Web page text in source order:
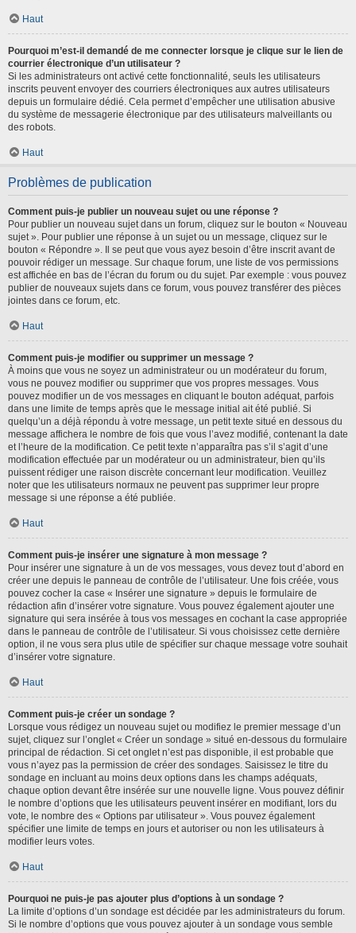
Haut
Pourquoi m’est-il demandé de me connecter lorsque je clique sur le lien de
courrier électronique d’un utilisateur ?
Si les administrateurs ont activé cette fonctionnalité, seuls les utilisateurs
inscrits peuvent envoyer des courriers électroniques aux autres utilisateurs
depuis un formulaire dédié. Cela permet d’empêcher une utilisation abusive
du système de messagerie électronique par des utilisateurs malveillants ou
des robots.
Haut
Problèmes de publication
Comment puis-je publier un nouveau sujet ou une réponse ?
Pour publier un nouveau sujet dans un forum, cliquez sur le bouton « Nouveau
sujet ». Pour publier une réponse à un sujet ou un message, cliquez sur le
bouton « Répondre ». Il se peut que vous ayez besoin d’être inscrit avant de
pouvoir rédiger un message. Sur chaque forum, une liste de vos permissions
est affichée en bas de l’écran du forum ou du sujet. Par exemple : vous pouvez
publier de nouveaux sujets dans ce forum, vous pouvez transférer des pièces
jointes dans ce forum, etc.
Haut
Comment puis-je modifier ou supprimer un message ?
À moins que vous ne soyez un administrateur ou un modérateur du forum,
vous ne pouvez modifier ou supprimer que vos propres messages. Vous
pouvez modifier un de vos messages en cliquant le bouton adéquat, parfois
dans une limite de temps après que le message initial ait été publié. Si
quelqu’un a déjà répondu à votre message, un petit texte situé en dessous du
message affichera le nombre de fois que vous l’avez modifié, contenant la date
et l’heure de la modification. Ce petit texte n’apparaîtra pas s’il s’agit d’une
modification effectuée par un modérateur ou un administrateur, bien qu’ils
puissent rédiger une raison discrète concernant leur modification. Veuillez
noter que les utilisateurs normaux ne peuvent pas supprimer leur propre
message si une réponse a été publiée.
Haut
Comment puis-je insérer une signature à mon message ?
Pour insérer une signature à un de vos messages, vous devez tout d’abord en
créer une depuis le panneau de contrôle de l’utilisateur. Une fois créée, vous
pouvez cocher la case « Insérer une signature » depuis le formulaire de
rédaction afin d’insérer votre signature. Vous pouvez également ajouter une
signature qui sera insérée à tous vos messages en cochant la case appropriée
dans le panneau de contrôle de l’utilisateur. Si vous choisissez cette dernière
option, il ne vous sera plus utile de spécifier sur chaque message votre souhait
d’insérer votre signature.
Haut
Comment puis-je créer un sondage ?
Lorsque vous rédigez un nouveau sujet ou modifiez le premier message d’un
sujet, cliquez sur l’onglet « Créer un sondage » situé en-dessous du formulaire
principal de rédaction. Si cet onglet n’est pas disponible, il est probable que
vous n’ayez pas la permission de créer des sondages. Saisissez le titre du
sondage en incluant au moins deux options dans les champs adéquats,
chaque option devant être insérée sur une nouvelle ligne. Vous pouvez définir
le nombre d’options que les utilisateurs peuvent insérer en modifiant, lors du
vote, le nombre des « Options par utilisateur ». Vous pouvez également
spécifier une limite de temps en jours et autoriser ou non les utilisateurs à
modifier leurs votes.
Haut
Pourquoi ne puis-je pas ajouter plus d’options à un sondage ?
La limite d’options d’un sondage est décidée par les administrateurs du forum.
Si le nombre d’options que vous pouvez ajouter à un sondage vous semble